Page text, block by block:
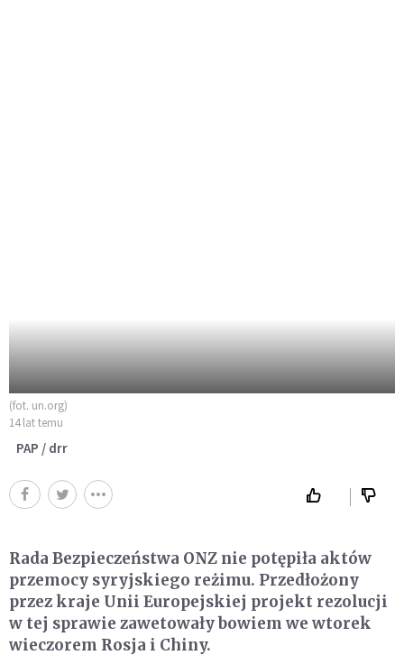
(fot. un.org)
14 lat temu
PAP / drr
Rada Bezpieczeństwa ONZ nie potępiła aktów
przemocy syryjskiego reżimu. Przedłożony
przez kraje Unii Europejskiej projekt rezolucji
w tej sprawie zawetowały bowiem we wtorek
wieczorem Rosja i Chiny.